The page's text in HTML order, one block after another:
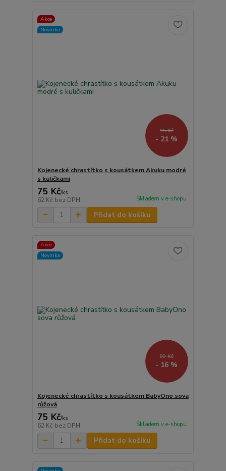
Akce
Novinka
95 Kč
- 21 %
Kojenecké chrastítko s kousátkem Akuku modré
s kuličkami
75 Kč/ks
62 Kč bez DPH Skladem v e-shopu
Přidat do košíku
Akce
Novinka
89 Kč
- 16 %
Kojenecké chrastítko s kousátkem BabyOno sova
růžová
75 Kč/ks
62 Kč bez DPH Skladem v e-shopu
Přidat do košíku